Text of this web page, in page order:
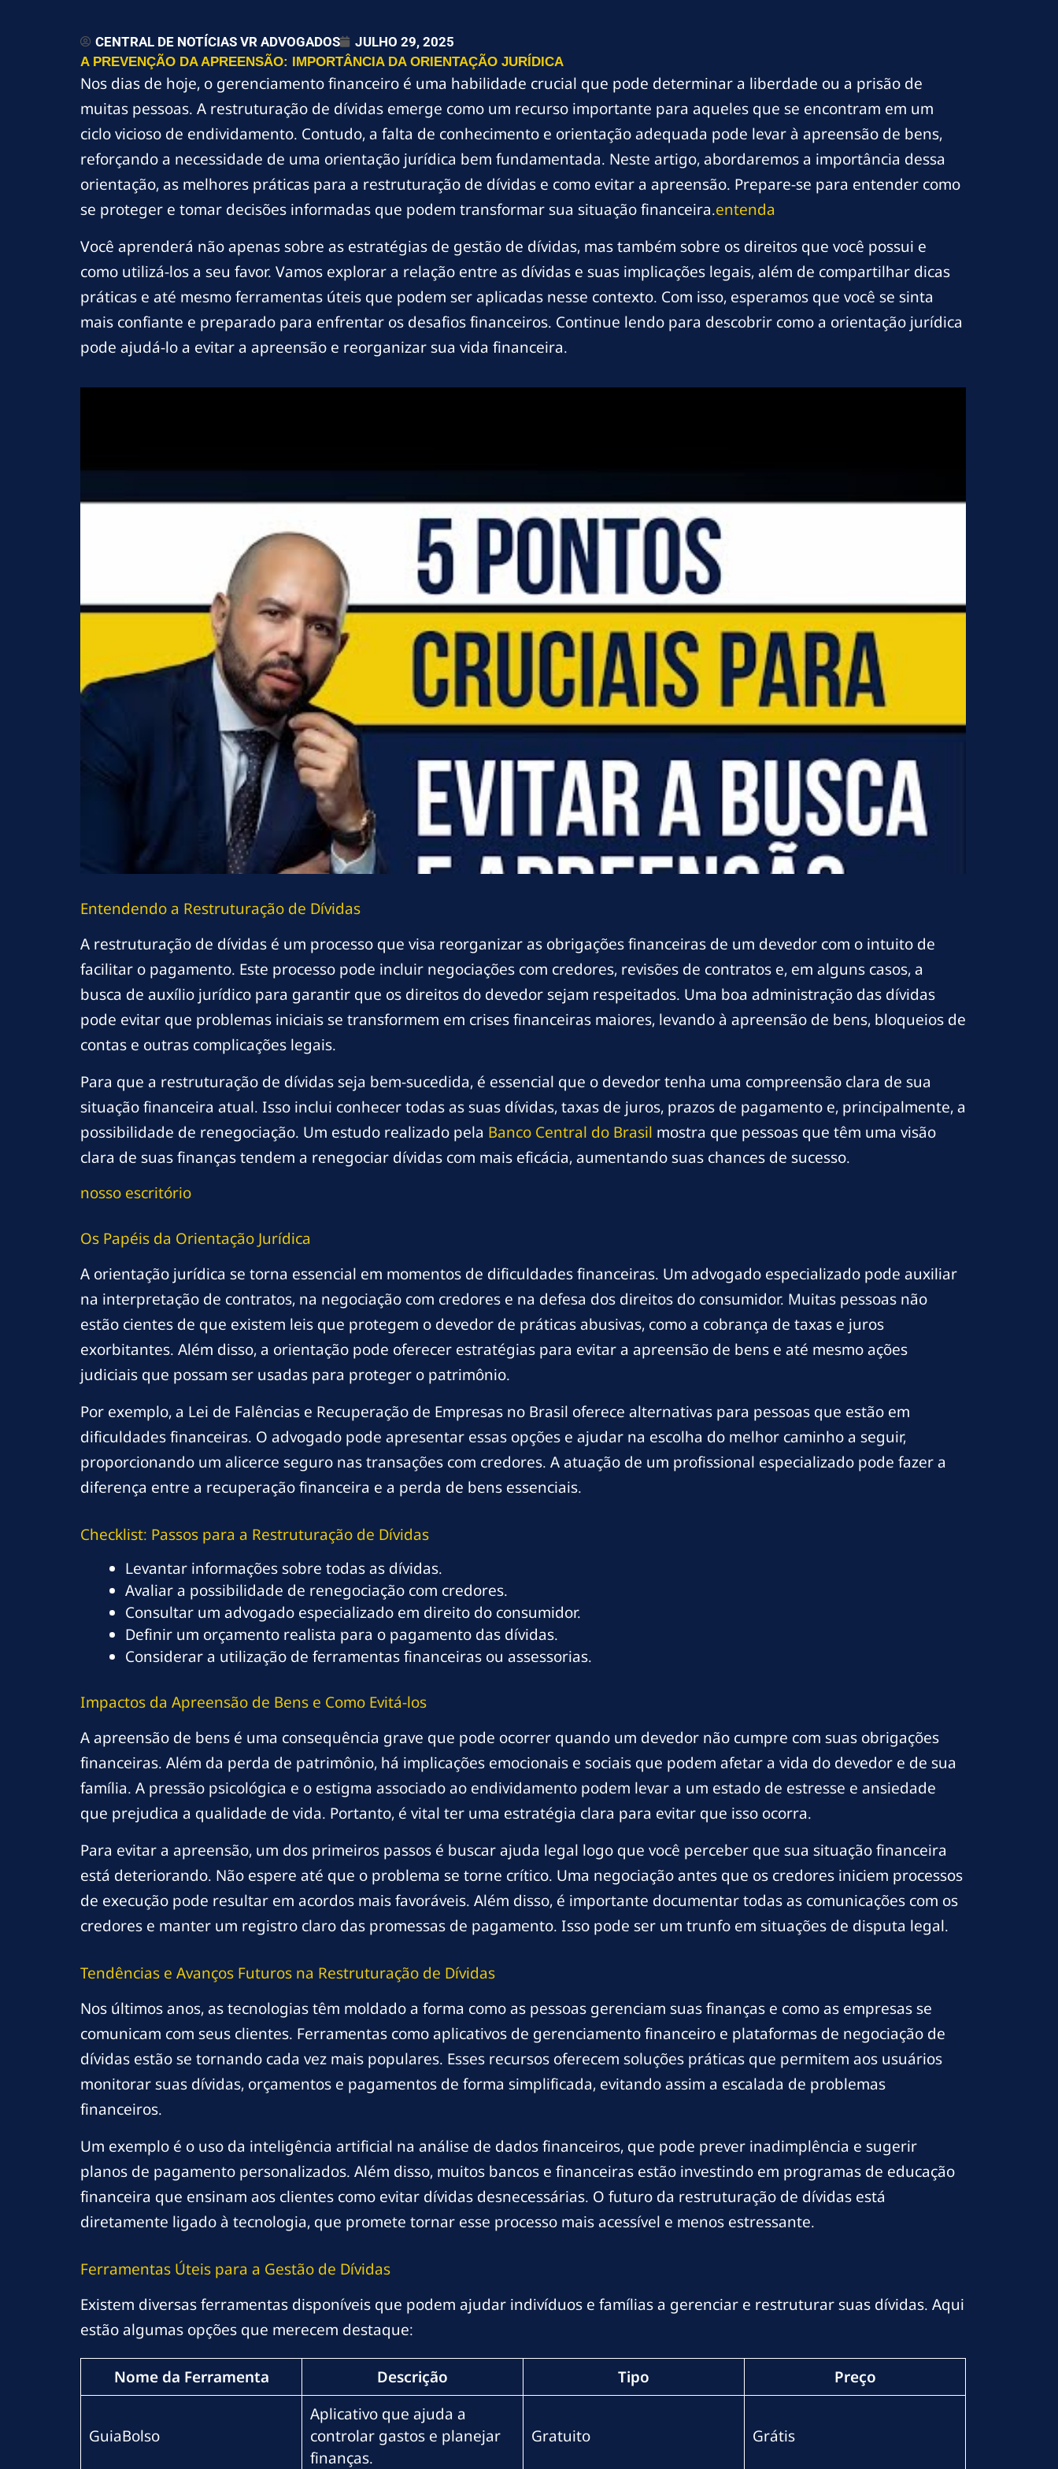
CENTRAL DE NOTÍCIAS VR ADVOGADOS JULHO 29, 2025
A PREVENÇÃO DA APREENSÃO: IMPORTÂNCIA DA ORIENTAÇÃO JURÍDICA
Nos dias de hoje, o gerenciamento financeiro é uma habilidade crucial que pode determinar a liberdade ou a prisão de
muitas pessoas. A restruturação de dívidas emerge como um recurso importante para aqueles que se encontram em um
ciclo vicioso de endividamento. Contudo, a falta de conhecimento e orientação adequada pode levar à apreensão de bens,
reforçando a necessidade de uma orientação jurídica bem fundamentada. Neste artigo, abordaremos a importância dessa
orientação, as melhores práticas para a restruturação de dívidas e como evitar a apreensão. Prepare-se para entender como
se proteger e tomar decisões informadas que podem transformar sua situação financeira.entenda
Você aprenderá não apenas sobre as estratégias de gestão de dívidas, mas também sobre os direitos que você possui e
como utilizá-los a seu favor. Vamos explorar a relação entre as dívidas e suas implicações legais, além de compartilhar dicas
práticas e até mesmo ferramentas úteis que podem ser aplicadas nesse contexto. Com isso, esperamos que você se sinta
mais confiante e preparado para enfrentar os desafios financeiros. Continue lendo para descobrir como a orientação jurídica
pode ajudá-lo a evitar a apreensão e reorganizar sua vida financeira.
Entendendo a Restruturação de Dívidas
A restruturação de dívidas é um processo que visa reorganizar as obrigações financeiras de um devedor com o intuito de
facilitar o pagamento. Este processo pode incluir negociações com credores, revisões de contratos e, em alguns casos, a
busca de auxílio jurídico para garantir que os direitos do devedor sejam respeitados. Uma boa administração das dívidas
pode evitar que problemas iniciais se transformem em crises financeiras maiores, levando à apreensão de bens, bloqueios de
contas e outras complicações legais.
Para que a restruturação de dívidas seja bem-sucedida, é essencial que o devedor tenha uma compreensão clara de sua
situação financeira atual. Isso inclui conhecer todas as suas dívidas, taxas de juros, prazos de pagamento e, principalmente, a
possibilidade de renegociação. Um estudo realizado pela Banco Central do Brasil mostra que pessoas que têm uma visão
clara de suas finanças tendem a renegociar dívidas com mais eficácia, aumentando suas chances de sucesso.
nosso escritório
Os Papéis da Orientação Jurídica
A orientação jurídica se torna essencial em momentos de dificuldades financeiras. Um advogado especializado pode auxiliar
na interpretação de contratos, na negociação com credores e na defesa dos direitos do consumidor. Muitas pessoas não
estão cientes de que existem leis que protegem o devedor de práticas abusivas, como a cobrança de taxas e juros
exorbitantes. Além disso, a orientação pode oferecer estratégias para evitar a apreensão de bens e até mesmo ações
judiciais que possam ser usadas para proteger o patrimônio.
Por exemplo, a Lei de Falências e Recuperação de Empresas no Brasil oferece alternativas para pessoas que estão em
dificuldades financeiras. O advogado pode apresentar essas opções e ajudar na escolha do melhor caminho a seguir,
proporcionando um alicerce seguro nas transações com credores. A atuação de um profissional especializado pode fazer a
diferença entre a recuperação financeira e a perda de bens essenciais.
Checklist: Passos para a Restruturação de Dívidas
Levantar informações sobre todas as dívidas.
Avaliar a possibilidade de renegociação com credores.
Consultar um advogado especializado em direito do consumidor.
Definir um orçamento realista para o pagamento das dívidas.
Considerar a utilização de ferramentas financeiras ou assessorias.
Impactos da Apreensão de Bens e Como Evitá-los
A apreensão de bens é uma consequência grave que pode ocorrer quando um devedor não cumpre com suas obrigações
financeiras. Além da perda de patrimônio, há implicações emocionais e sociais que podem afetar a vida do devedor e de sua
família. A pressão psicológica e o estigma associado ao endividamento podem levar a um estado de estresse e ansiedade
que prejudica a qualidade de vida. Portanto, é vital ter uma estratégia clara para evitar que isso ocorra.
Para evitar a apreensão, um dos primeiros passos é buscar ajuda legal logo que você perceber que sua situação financeira
está deteriorando. Não espere até que o problema se torne crítico. Uma negociação antes que os credores iniciem processos
de execução pode resultar em acordos mais favoráveis. Além disso, é importante documentar todas as comunicações com os
credores e manter um registro claro das promessas de pagamento. Isso pode ser um trunfo em situações de disputa legal.
Tendências e Avanços Futuros na Restruturação de Dívidas
Nos últimos anos, as tecnologias têm moldado a forma como as pessoas gerenciam suas finanças e como as empresas se
comunicam com seus clientes. Ferramentas como aplicativos de gerenciamento financeiro e plataformas de negociação de
dívidas estão se tornando cada vez mais populares. Esses recursos oferecem soluções práticas que permitem aos usuários
monitorar suas dívidas, orçamentos e pagamentos de forma simplificada, evitando assim a escalada de problemas
financeiros.
Um exemplo é o uso da inteligência artificial na análise de dados financeiros, que pode prever inadimplência e sugerir
planos de pagamento personalizados. Além disso, muitos bancos e financeiras estão investindo em programas de educação
financeira que ensinam aos clientes como evitar dívidas desnecessárias. O futuro da restruturação de dívidas está
diretamente ligado à tecnologia, que promete tornar esse processo mais acessível e menos estressante.
Ferramentas Úteis para a Gestão de Dívidas
Existem diversas ferramentas disponíveis que podem ajudar indivíduos e famílias a gerenciar e restruturar suas dívidas. Aqui
estão algumas opções que merecem destaque:
Nome da Ferramenta Descrição Tipo Preço
GuiaBolso
Aplicativo que ajuda a
controlar gastos e planejar
finanças.
Gratuito Grátis